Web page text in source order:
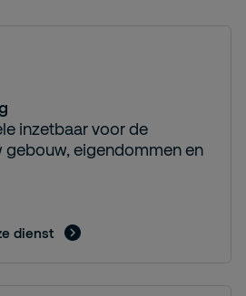
inzetbaar voor de
gebouw, eigendommen en
dienst